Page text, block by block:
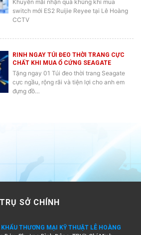
switch mới ES2 Ruijie Reyee tại Lê Hoàng
CCTV
CHẤT KHI MUA Ổ CỨNG SEAGATE
Tặng ngay 01 Túi đeo thời trang Seagate
cực ngầu, rộng rãi và tiện lợi cho anh em
đựng đồ…
TRỤ SỞ CHÍNH
Bửu, Phường Bình Đông, TP.Hồ Chí Minh